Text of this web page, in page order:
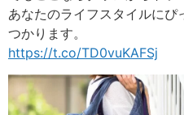
あなたのライフスタイルに
つかります。
https://t.co/TD0vuKAFSj